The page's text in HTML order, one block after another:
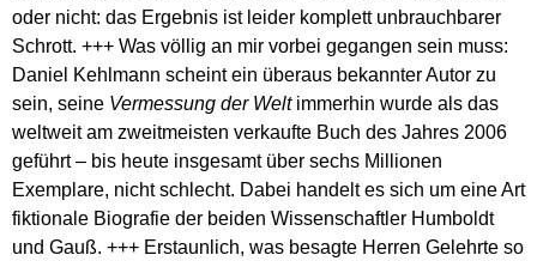
oder nicht: das Ergebnis ist leider komplett unbrauchbarer
Schrott. +++ Was völlig an mir vorbei gegangen sein muss:
Daniel Kehlmann scheint ein überaus bekannter Autor zu
sein, seine Vermessung der Weltimmerhin wurde als das
weltweit am zweitmeisten verkaufte Buch des Jahres 2006
geführt – bis heute insgesamt über sechs Millionen
Exemplare, nicht schlecht. Dabei handelt es sich um eine Art
fiktionale Biografie der beiden Wissenschaftler Humboldt
und Gauß. +++ Erstaunlich, was besagte Herren Gelehrte so